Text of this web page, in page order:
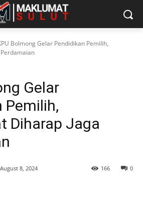
Bolmong Gelar Pendidikan Pemilih,
Gelar
Pemilih,
Diharap Jaga
August 8, 2024 0
166